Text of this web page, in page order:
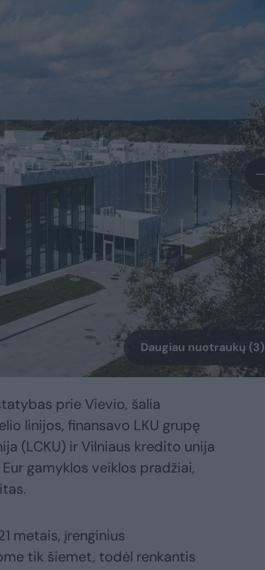
Daugiau nuotraukų (3)
prie Vievio, šalia
linijos, finansavo LKU grupę
(LCKU) ir Vilniaus kredito unija
gamyklos veiklos pradžiai,
metais, įrenginius
tik šiemet, todėl renkantis